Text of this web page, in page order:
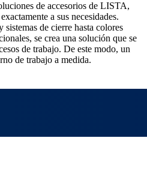
de accesorios de LISTA,
a sus necesidades.
de cierre hasta colores
se crea una solución que se
de trabajo. De este modo, un
de trabajo a medida.